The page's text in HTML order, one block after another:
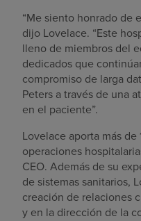
“Me siento honrado de
dijo Lovelace. “Este
lleno de miembros del
dedicados que
compromiso de larga
Peters a través de una
en el paciente”.
Lovelace aporta más
operaciones
CEO. Además de su
de sistemas sanitarios,
creación de relaciones
y en la dirección de la